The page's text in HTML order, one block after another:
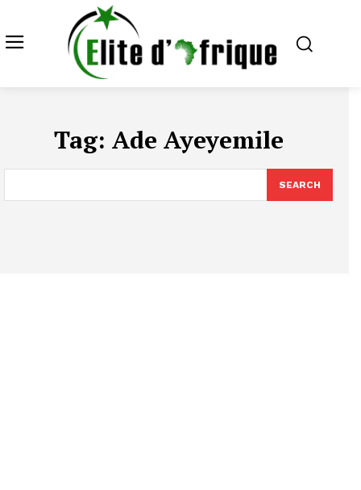
Tag: Ade Ayeyemile
SEARCH